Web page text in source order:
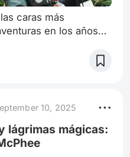
caras más
en los años
Jones and the
a brillar como
otro clásico que
y lo consolidó
10, 2025
lágrimas mágicas: